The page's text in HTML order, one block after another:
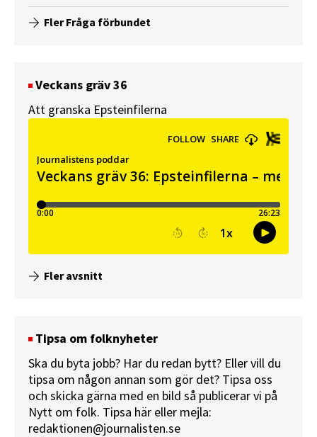
Fler Fråga förbundet
Veckans gräv 36
Att granska Epsteinfilerna
Fler avsnitt
Tipsa om folknyheter
Ska du byta jobb? Har du redan bytt? Eller vill du
tipsa om någon annan som gör det? Tipsa oss
och skicka gärna med en bild så publicerar vi på
Nytt om folk. Tipsa här eller mejla:
redaktionen@journalisten.se